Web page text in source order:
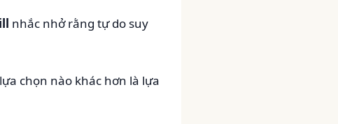
nhắc nhở rằng tự do suy
chọn nào khác hơn là lựa